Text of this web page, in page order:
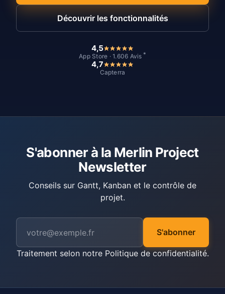
Découvrir les fonctionnalités
4,5
App Store · 1.606 Avis *
4,7
Capterra
S'abonner à la Merlin Project
Newsletter
Conseils sur Gantt, Kanban et le contrôle de
projet.
S'abonner
Traitement selon notre Politique de confidentialité.